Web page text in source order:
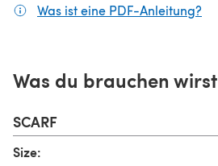
Was ist eine PDF-Anleitung?
Was du brauchen wirst
SCARF
Size: